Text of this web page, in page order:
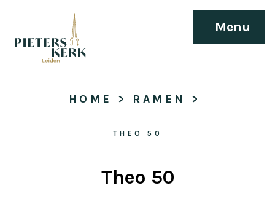
Menu
HOME > RAMEN >
THEO 50
Theo 50